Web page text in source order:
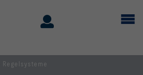
Regelsysteme